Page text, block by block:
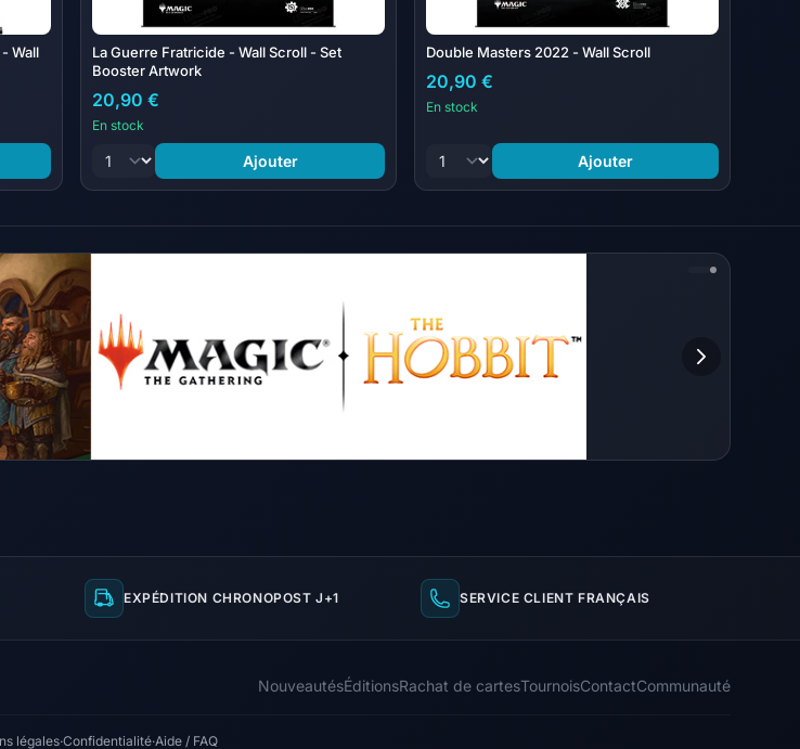
Wall
La Guerre Fratricide - Wall Scroll - Set
Booster Artwork
20,90 €
En stock
Ajouter
Double Masters 2022 - Wall Scroll
20,90 €
En stock
Ajouter
EXPÉDITION CHRONOPOST J+1 SERVICE CLIENT FRANÇAIS
NouveautésÉditionsRachat de cartesTournoisContactCommunauté
légales·Confidentialité·Aide / FAQ